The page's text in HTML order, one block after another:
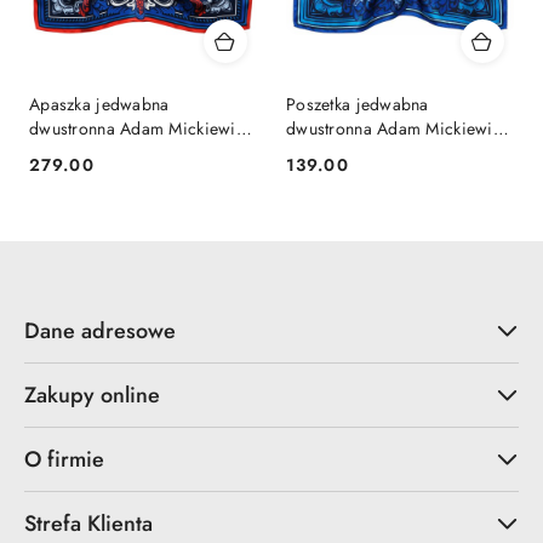
Apaszka jedwabna
dwustronna Adam Mickiewicz
68x68cm AD7-495
Cena:
279.00
Poszetka jedwabna
dwustronna Adam Mickiewicz
30x30cm PJ-398
Cena:
139.00
Dane adresowe
Zakupy online
O firmie
Strefa Klienta